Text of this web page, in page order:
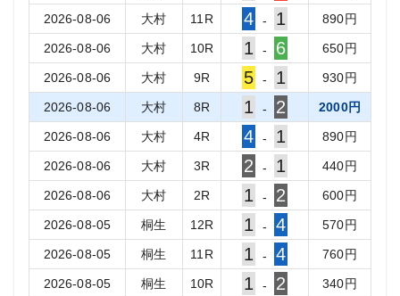
2026-08-06 大村 11 R 4 - 1 890円
2026-08-06 大村 10R 1 - 6 650円
2026-08-06 大村 9R 5 - 1 930円
2026-08-06 大村 8R 1 - 2 2000円
2026-08-06 大村 4R 4 - 1 890円
2026-08-06 大村 3R 2 - 1 440円
2026-08-06 大村 2R 1 - 2 600円
2026-08-05 桐生 12R 1 - 4 570円
2026-08-05 桐生 11 R 1 - 4 760円
2026-08-05 桐生 10R 1 - 2 340円